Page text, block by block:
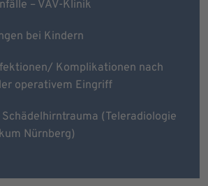
– VAV-Klinik
bei Kindern
Komplikationen nach
operativem Eingriff
(Teleradiologie
Nürnberg)